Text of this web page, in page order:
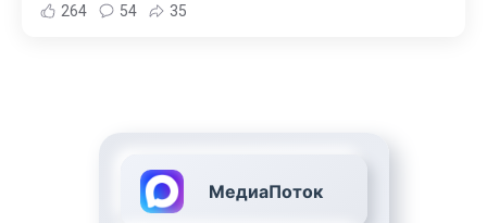
264 54 35
МедиаПоток